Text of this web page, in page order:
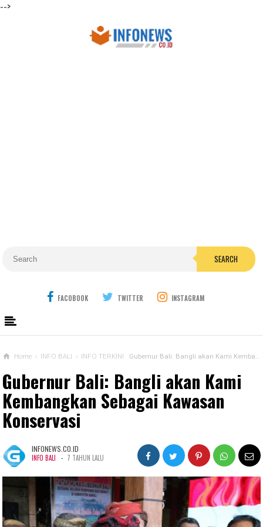
-->
SEARCH
FACOBOOK TWITTER INSTAGRAM
Home › INFO BALI › INFO TERKINI Gubernur Bali: Bangli akan Kami Kembangkan Sebagai Kawasan Konservasi
Gubernur Bali: Bangli akan Kami
Kembangkan Sebagai Kawasan
Konservasi
INFONEWS.CO.ID
INFO BALI - 7 TAHUN LALU